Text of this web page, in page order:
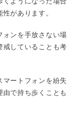
があります。
ォンを手放さない場
戒していることも考
マートフォンを紛失
由で持ち歩くことも